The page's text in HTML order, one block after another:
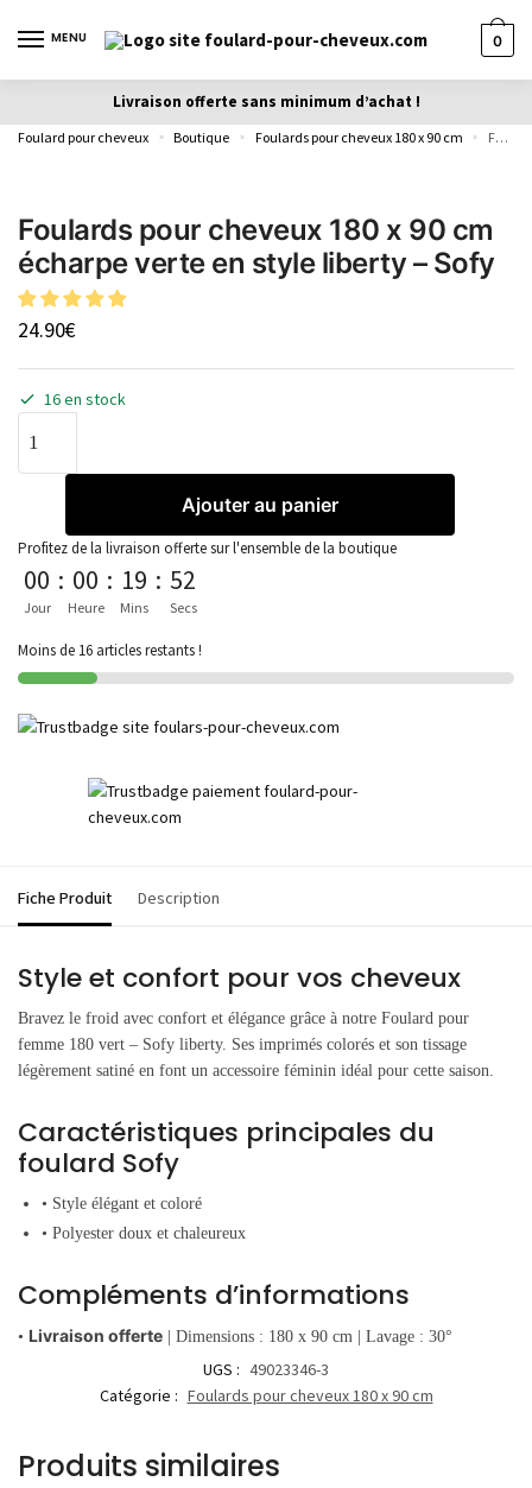
MENU 0
Livraison offerte sans minimum d’achat !
Foulard pour cheveux » Boutique » Foulards pour cheveux 180 x 90 cm » Foulards pour cheveux 180 x 90 cm écharpe verte en style liberty – Sofy
Foulards pour cheveux 180 x 90 cm
écharpe verte en style liberty – Sofy
24.90€
16 en stock
Ajouter au panier
Profitez de la livraison offerte sur l'ensemble de la boutique
00
Jour
: 00
Heure
: 19
Mins
: 52
Secs
Moins de 16 articles restants !
Fiche Produit Description
Style et confort pour vos cheveux
Bravez le froid avec confort et élégance grâce à notre Foulard pour
femme 180 vert – Sofy liberty. Ses imprimés colorés et son tissage
légèrement satiné en font un accessoire féminin idéal pour cette saison.
Caractéristiques principales du
foulard Sofy
• Style élégant et coloré
• Polyester doux et chaleureux
Compléments d’informations
• Livraison offerte | Dimensions : 180 x 90 cm | Lavage : 30°
UGS : 49023346-3
Catégorie : Foulards pour cheveux 180 x 90 cm
Produits similaires